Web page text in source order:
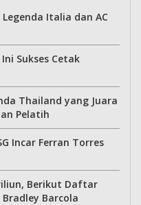
Italia dan AC
Sukses Cetak
Thailand yang Juara
Pelatih
Incar Ferran Torres
Berikut Daftar
Barcola